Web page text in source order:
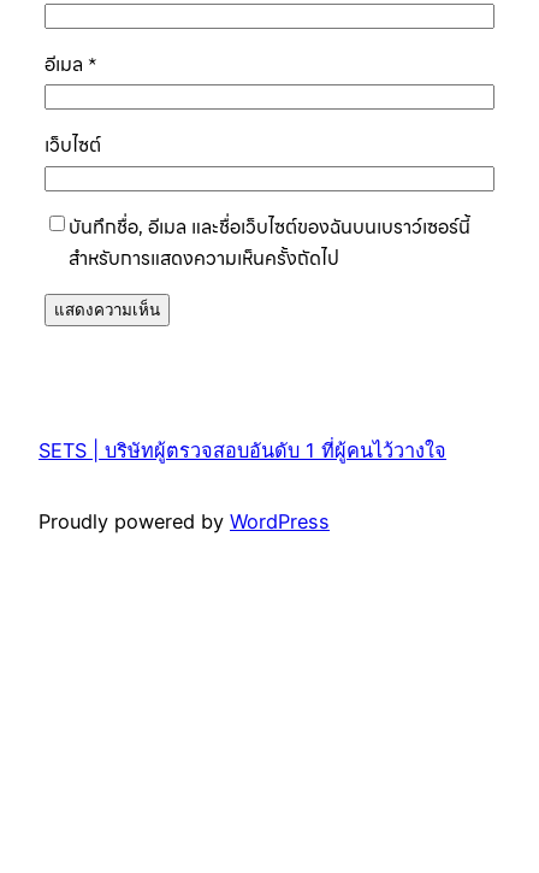
อีเมล *
เว็บไซต์
บันทึกชื่อ, อีเมล และชื่อเว็บไซต์ของฉันบนเบราว์เซอร์นี้
สำหรับการแสดงความเห็นครั้งถัดไป
SETS | บริษัทผู้ตรวจสอบอันดับ 1 ที่ผู้คนไว้วางใจ
Proudly powered by WordPress